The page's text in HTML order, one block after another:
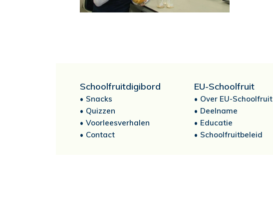
Schoolfruitdigibord
Snacks
Quizzen
Voorleesverhalen
Contact
EU-Schoolfruit
Over EU-Schoolfruit
Deelname
Educatie
Schoolfruitbeleid